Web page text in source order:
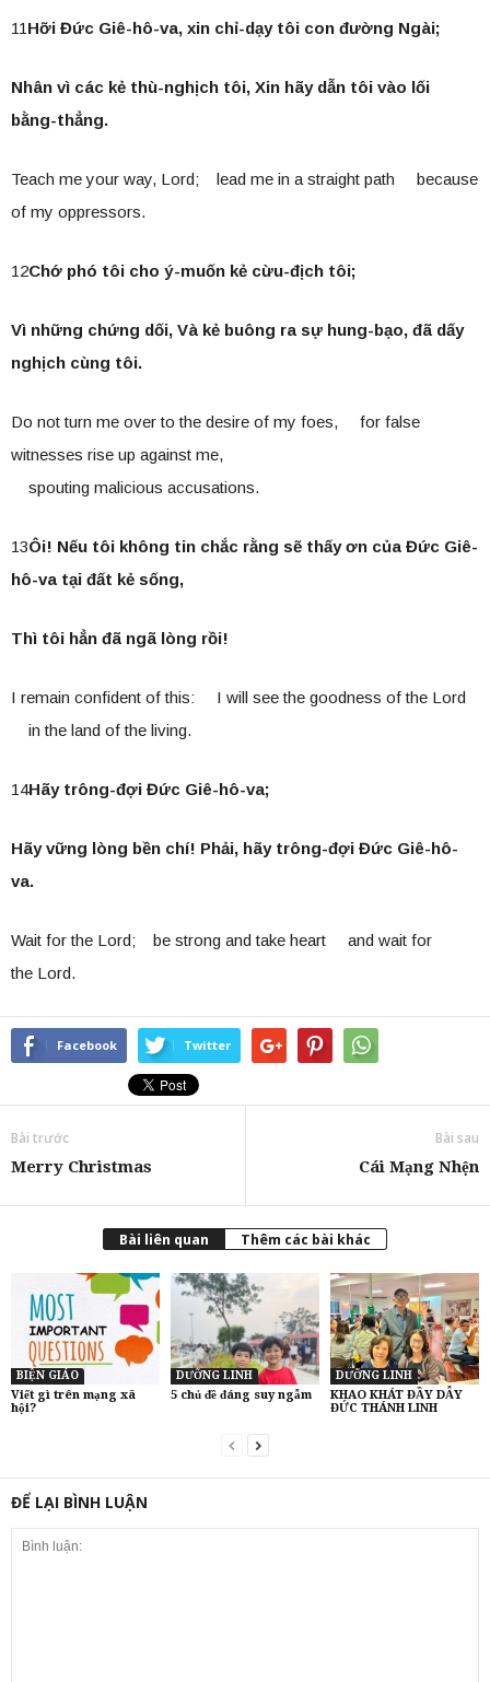
11 Hỡi Đức Giê-hô-va, xin chỉ-dạy tôi con đường Ngài;
Nhân vì các kẻ thù-nghịch tôi, Xin hãy dẫn tôi vào lối
bằng-thẳng.
Teach me your way, Lord; lead me in a straight path because
of my oppressors.
12Chớ phó tôi cho ý-muốn kẻ cừu-địch tôi;
Vì những chứng dối, Và kẻ buông ra sự hung-bạo, đã dấy
nghịch cùng tôi.
Do not turn me over to the desire of my foes, for false
witnesses rise up against me,
spouting malicious accusations.
13Ôi! Nếu tôi không tin chắc rằng sẽ thấy ơn của Đức Giê-
hô-va tại đất kẻ sống,
Thì tôi hẳn đã ngã lòng rồi!
I remain confident of this: I will see the goodness of the Lord
in the land of the living.
14Hãy trông-đợi Đức Giê-hô-va;
Hãy vững lòng bền chí! Phải, hãy trông-đợi Đức Giê-hô-
va.
Wait for the Lord; be strong and take heart and wait for
the Lord.
Facebook Twitter
Bài trước
Merry Christmas
Bài sau
Cái Mạng Nhện
Bài liên quan Thêm các bài khác
BIỆN GIÁO
Viết gì trên mạng xã
hội?
DƯỠNG LINH
5 chủ đề đáng suy ngẫm
DƯỠNG LINH
KHAO KHÁT ĐẦY DẪY
ĐỨC THÁNH LINH
ĐỂ LẠI BÌNH LUẬN